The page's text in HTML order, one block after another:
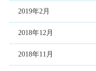
2019年2月
2018年12月
2018年11月